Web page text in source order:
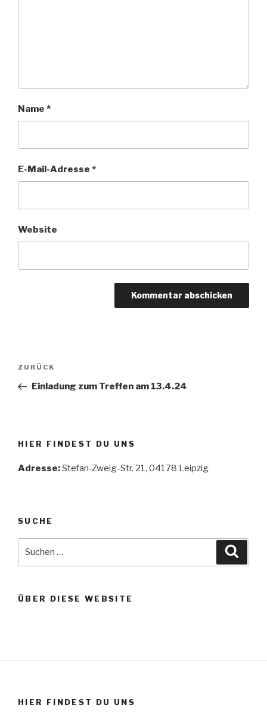
Name *
E-Mail-Adresse *
Website
Beitragsnavigation
Vorheriger
Beitrag
ZURÜCK
Einladung zum Treffen am 13.4.24
HIER FINDEST DU UNS
Adresse:Stefan-Zweig-Str. 21, 04178 Leipzig
SUCHE
ÜBER DIESE WEBSITE
HIER FINDEST DU UNS